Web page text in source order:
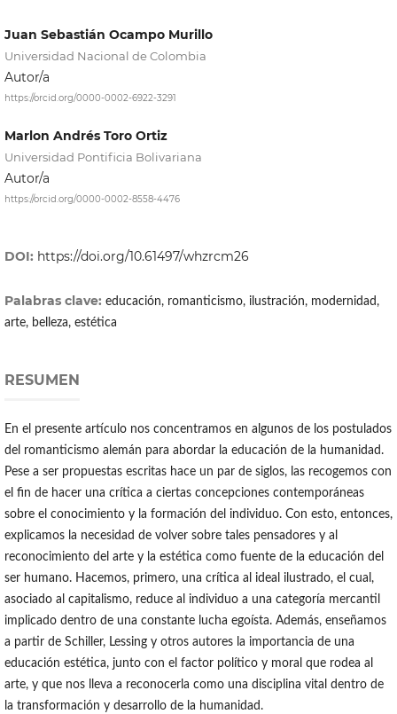
Juan Sebastián Ocampo Murillo
Universidad Nacional de Colombia
Autor/a
https://orcid.org/0000-0002-6922-3291
Marlon Andrés Toro Ortiz
Universidad Pontificia Bolivariana
Autor/a
https://orcid.org/0000-0002-8558-4476
DOI: https://doi.org/10.61497/whzrcm26
Palabras clave: educación, romanticismo, ilustración, modernidad,
arte, belleza, estética
RESUMEN
En el presente artículo nos concentramos en algunos de los postulados
del romanticismo alemán para abordar la educación de la humanidad.
Pese a ser propuestas escritas hace un par de siglos, las recogemos con
el fin de hacer una crítica a ciertas concepciones contemporáneas
sobre el conocimiento y la formación del individuo. Con esto, entonces,
explicamos la necesidad de volver sobre tales pensadores y al
reconocimiento del arte y la estética como fuente de la educación del
ser humano. Hacemos, primero, una crítica al ideal ilustrado, el cual,
asociado al capitalismo, reduce al individuo a una categoría mercantil
implicado dentro de una constante lucha egoísta. Además, enseñamos
a partir de Schiller, Lessing y otros autores la importancia de una
educación estética, junto con el factor político y moral que rodea al
arte, y que nos lleva a reconocerla como una disciplina vital dentro de
la transformación y desarrollo de la humanidad.